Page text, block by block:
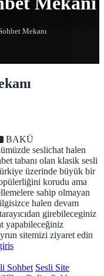
Mekanı
BAKÜ
seslichat halen
tabanı olan klasik sesli
üzerinde büyük bir
korudu ama
sahip olmayan
halen devam
girebileceginiz
yapabileceğiniz
sitemizi ziyaret edin
Sohbet Sesli Site